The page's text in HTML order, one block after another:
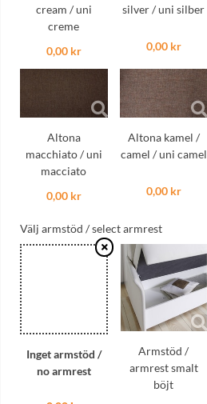
cream / uni
creme
0,00 kr
silver / uni silber
0,00 kr
Altona
macchiato / uni
macciato
0,00 kr
Altona kamel /
camel / uni camel
0,00 kr
Välj armstöd / select armrest
Inget armstöd /
no armrest
Armstöd /
armrest smalt
böjt